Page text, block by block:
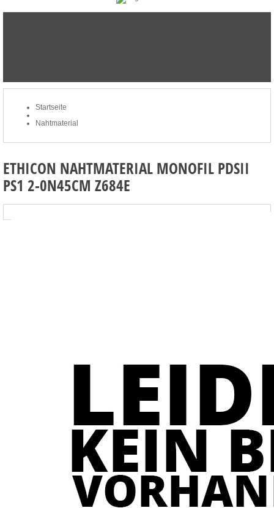
Startseite
Nahtmaterial
ETHICON NAHTMATERIAL MONOFIL PDSII
PS1 2-0N45CM Z684E